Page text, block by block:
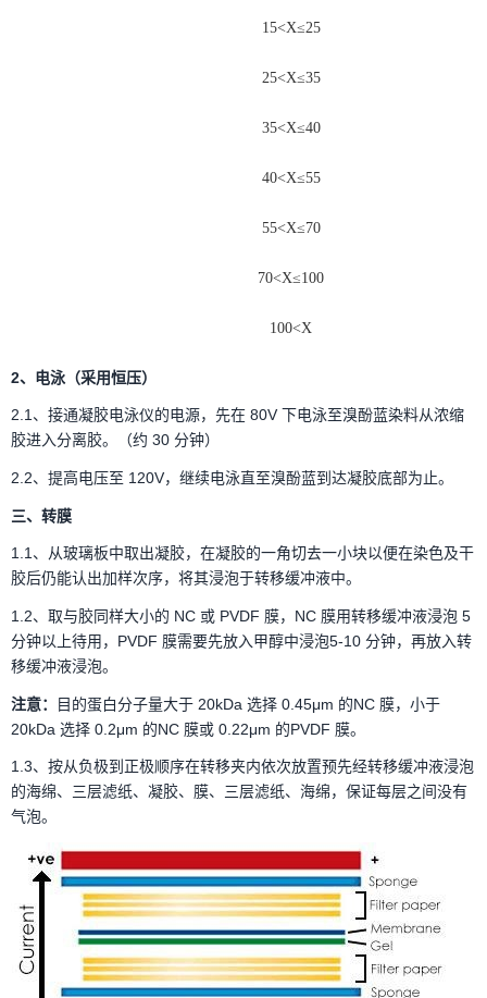
15<X≤25
25<X≤35
35<X≤40
40<X≤55
55<X≤70
70<X≤100
100<X
2、 电泳（采用恒压）
2.1、接通凝胶电泳仪的电源，先在 80V 下电泳至溴酚蓝染料从浓缩
胶进入分离胶。（约 30 分钟）
2.2、提高电压至 120V，继续电泳直至溴酚蓝到达凝胶底部为止。
三、转膜
1.1、从玻璃板中取出凝胶，在凝胶的一角切去一小块以便在染色及干
胶后仍能认出加样次序，将其浸泡于转移缓冲液中。
1.2、取与胶同样大小的 NC 或 PVDF 膜，NC 膜用转移缓冲液浸泡 5
分钟以上待用，PVDF 膜需要先放入甲醇中浸泡5-10 分钟，再放入转
移缓冲液浸泡。
注意：
目的蛋白分子量大于 20kDa 选择 0.45μm 的NC 膜，小于
20kDa 选择 0.2μm 的NC 膜或 0.22μm 的PVDF 膜。
1.3、按从负极到正极顺序在转移夹内依次放置预先经转移缓冲液浸泡
的海绵、三层滤纸、凝胶、膜、三层滤纸、海绵，保证每层之间没有
气泡。